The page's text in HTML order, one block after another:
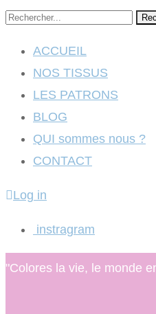
ACCUEIL
NOS TISSUS
LES PATRONS
BLOG
QUI sommes nous ?
CONTACT
Log in
instragram
"Colores la vie, le monde